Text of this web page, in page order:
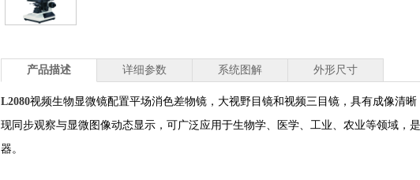
产品描述 详细参数 系统图解 外形尺寸
L2080视频生物显微镜配置平场消色差物镜，大视野目镜和视频三目镜，具有成像清
现同步观察与显微图像动态显示，可广泛应用于生物学、医学、工业、农业等领域，
器。